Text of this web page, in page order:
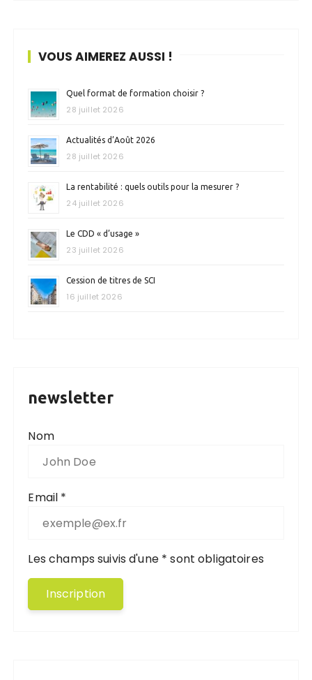
VOUS AIMEREZ AUSSI !
Quel format de formation choisir ?
28 juillet 2026
Actualités d’Août 2026
28 juillet 2026
La rentabilité : quels outils pour la mesurer ?
24 juillet 2026
Le CDD « d’usage »
23 juillet 2026
Cession de titres de SCI
16 juillet 2026
newsletter
Nom
Email *
Les champs suivis d'une * sont obligatoires